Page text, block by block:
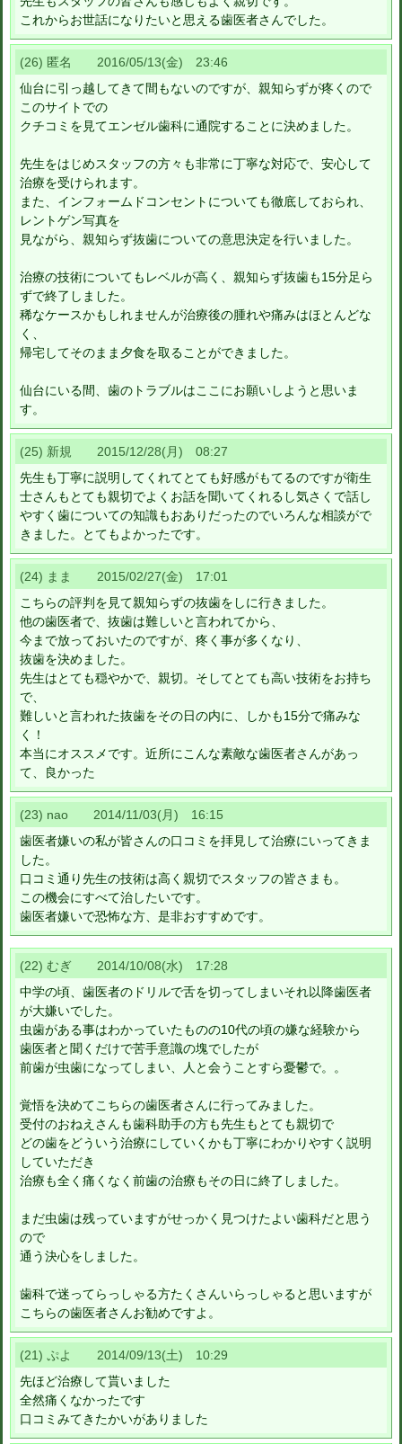
これからお世話になりたいと思える歯医者さんでした。
(26) 匿名 2016/05/13(金) 23:46
仙台に引っ越してきて間もないのですが、親知らずが疼くので
このサイトでの
クチコミを見てエンゼル歯科に通院することに決めました。
先生をはじめスタッフの方々も非常に丁寧な対応で、安心して
治療を受けられます。
また、インフォームドコンセントについても徹底しておられ、
レントゲン写真を
見ながら、親知らず抜歯についての意思決定を行いました。
治療の技術についてもレベルが高く、親知らず抜歯も15分足ら
ずで終了しました。
稀なケースかもしれませんが治療後の腫れや痛みはほとんどな
く、
帰宅してそのまま夕食を取ることができました。
仙台にいる間、歯のトラブルはここにお願いしようと思いま
す。
(25) 新規 2015/12/28(月) 08:27
先生も丁寧に説明してくれてとても好感がもてるのですが衛生
士さんもとても親切でよくお話を聞いてくれるし気さくで話し
やすく歯についての知識もおありだったのでいろんな相談がで
きました。とてもよかったです。
(24) まま 2015/02/27(金) 17:01
こちらの評判を見て親知らずの抜歯をしに行きました。
他の歯医者で、抜歯は難しいと言われてから、
今まで放っておいたのですが、疼く事が多くなり、
抜歯を決めました。
先生はとても穏やかで、親切。そしてとても高い技術をお持ち
で、
難しいと言われた抜歯をその日の内に、しかも15分で痛みな
く！
本当にオススメです。近所にこんな素敵な歯医者さんがあっ
て、良かった
(23) nao 2014/11/03(月) 16:15
歯医者嫌いの私が皆さんの口コミを拝見して治療にいってきま
した。
口コミ通り先生の技術は高く親切でスタッフの皆さまも。
この機会にすべて治したいです。
歯医者嫌いで恐怖な方、是非おすすめです。
(22) むぎ 2014/10/08(水) 17:28
中学の頃、歯医者のドリルで舌を切ってしまいそれ以降歯医者
が大嫌いでした。
虫歯がある事はわかっていたものの10代の頃の嫌な経験から
歯医者と聞くだけで苦手意識の塊でしたが
前歯が虫歯になってしまい、人と会うことすら憂鬱で。。
覚悟を決めてこちらの歯医者さんに行ってみました。
受付のおねえさんも歯科助手の方も先生もとても親切で
どの歯をどういう治療にしていくかも丁寧にわかりやすく説明
していただき
治療も全く痛くなく前歯の治療もその日に終了しました。
まだ虫歯は残っていますがせっかく見つけたよい歯科だと思う
ので
通う決心をしました。
歯科で迷ってらっしゃる方たくさんいらっしゃると思いますが
こちらの歯医者さんお勧めですよ。
(21) ぷよ 2014/09/13(土) 10:29
先ほど治療して貰いました
全然痛くなかったです
口コミみてきたかいがありました